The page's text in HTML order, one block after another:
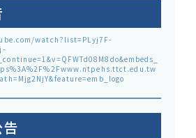
watch?list=PLyj7F-